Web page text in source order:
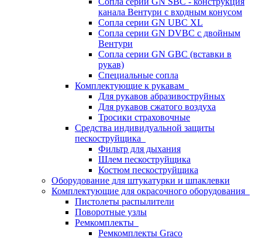
канала Вентури c входным конусом
Сопла серии GN UBC XL
Сопла серии GN DVBC с двойным
Вентури
Сопла серии GN GBC (вставки в
рукав)
Специальные сопла
Комплектующие к рукавам
Для рукавов абразивоструйных
Для рукавов сжатого воздуха
Тросики страховочные
Средства индивидуальной защиты
пескоструйщика
Фильтр для дыхания
Шлем пескоструйщика
Костюм пескоструйщика
Оборудование для штукатурки и шпаклевки
Комплектующие для окрасочного оборудования
Пистолеты распылители
Поворотные узлы
Ремкомплекты
Ремкомплекты Graco